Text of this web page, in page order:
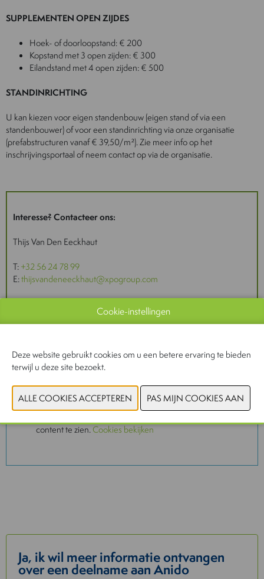
SUPPLEMENTEN OPEN ZIJDES
Hoek- of doorloopstand: € 200
Kopstand met 3 open zijden: € 300
Eilandstand met 4 open zijden: € 500
STANDINRICHTING
U kan kiezen voor eigen standenbouw (eigen stand of via een
standenbouwer) of voor een standinrichting via onze organisatie
(prefabstructuren vanaf € 39,50/m²). Zie meer info op het
inschrijvingsportaal of neem contact op via de organisatie.
Interesse? Contacteer ons:
Thijs Van Den Eeckhaut
T:+32 56 24 78 99
E:thijsvandeneeckhaut@xpogroup.com
U hebt geen toestemming gegeven om deze content
content te zien.Cookies bekijken
Ja, ik wil meer informatie ontvangen
over een deelname aan Anido
Cookie-instellingen
Deze website gebruikt cookies om u een betere ervaring te bieden
terwijl u deze site bezoekt.